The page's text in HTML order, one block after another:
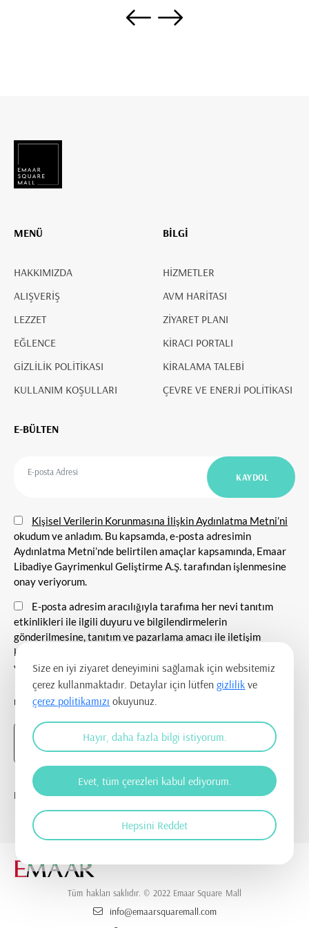
MENÜ
HAKKIMIZDA
ALIŞVERİŞ
LEZZET
EĞLENCE
GİZLİLİK POLİTİKASI
KULLANIM KOŞULLARI
BİLGİ
HİZMETLER
AVM HARİTASI
ZİYARET PLANI
KİRACI PORTALI
KİRALAMA TALEBİ
ÇEVRE VE ENERJİ POLİTİKASI
E-BÜLTEN
Kişisel Verilerin Korunmasına İlişkin Aydınlatma Metni’ni
okudum ve anladım. Bu kapsamda, e-posta adresimin
Aydınlatma Metni’nde belirtilen amaçlar kapsamında, Emaar
Libadiye Gayrimenkul Geliştirme A.Ş. tarafından işlenmesine
onay veriyorum.
E-posta adresim aracılığıyla tarafıma her nevi tanıtım
etkinlikleri ile ilgili duyuru ve bilgilendirmelerin
gönderilmesine, tanıtım ve pazarlama amacı ile iletişim
kurulmasına ve ticari elektronik ileti gönderilmesine onay
veriyorum.
UYGULAMAYI İNDİR
BİZİ TAKİP EDİN
Tüm hakları saklıdır. © 2022 Emaar Square Mall
info@emaarsquaremall.com
Size en iyi ziyaret deneyimini sağlamak için websitemiz
çerez kullanmaktadır. Detaylar için lütfengizlilik ve
çerez politikamızı okuyunuz.
Hayır, daha fazla bilgi istiyorum.
Evet, tüm çerezleri kabul ediyorum.
Hepsini Reddet